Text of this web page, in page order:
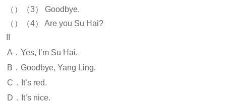
（）（3） Goodbye.
（）（4） Are you Su Hai?
A．Yes, I’m Su Hai.
B．Goodbye, Yang Ling.
C．It’s red.
D．It’s nice.